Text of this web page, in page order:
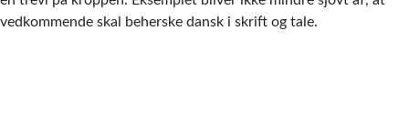
vedkommende skal beherske dansk i skrift og tale.